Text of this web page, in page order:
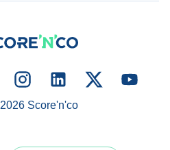
2026Score'n'co